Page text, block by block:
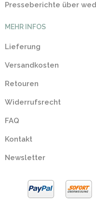
Presseberichte über
MEHR INFOS
Lieferung
Versandkosten
Retouren
Widerrufsrecht
FAQ
Kontakt
Newsletter